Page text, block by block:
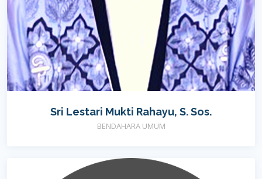
Sri Lestari Mukti Rahayu, S. Sos.
BENDAHARA UMUM